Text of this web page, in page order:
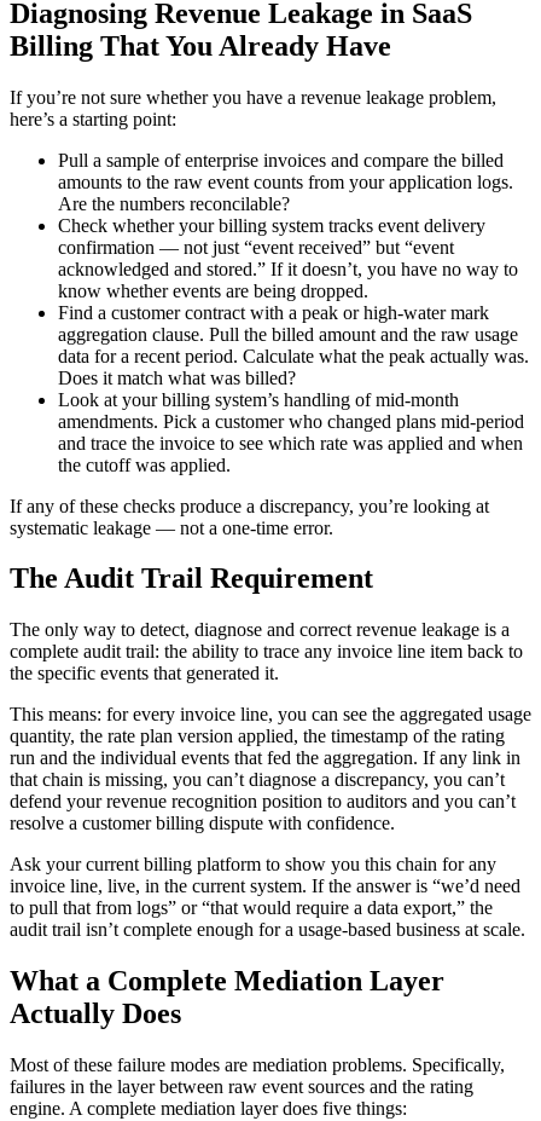
Diagnosing Revenue Leakage in SaaS
Billing ThatYou Already Have
If you’re not sure whether you have a revenue leakage problem,
here’s a starting point:
Pull a sample of enterprise invoices and compare the billed
amounts to the raw event counts from your application logs.
Are the numbers reconcilable?
Check whether your billing system tracks event delivery
confirmation — not just “event received” but “event
acknowledged and stored.” If it doesn’t, you have no way to
know whether events are being dropped.
Find a customer contract with a peak or high-water mark
aggregation clause. Pull the billed amount and the raw usage
data for a recent period. Calculate what the peak actually was.
Does it match what was billed?
Look at your billing system’s handling of mid-month
amendments. Pick a customer who changed plans mid-period
and trace the invoice to see which rate was applied and when
the cutoff was applied.
If any of these checks produce a discrepancy, you’re looking at
systematic leakage — not a one-time error.
The Audit Trail Requirement
The only way to detect, diagnose and correct revenue leakage is a
complete audit trail: the ability to trace any invoice line item back to
the specific events that generated it.
This means: for every invoice line, you can see the aggregated usage
quantity, the rate plan version applied, the timestamp of the rating
run and the individual events that fed the aggregation. If any link in
that chain is missing, you can’t diagnose a discrepancy, you can’t
defend your revenue recognition position to auditors and you can’t
resolve a customer billing dispute with confidence.
Ask your current billing platform to show you this chain for any
invoice line, live, in the current system. If the answer is “we’d need
to pull that from logs” or “that would require a data export,” the
audit trail isn’t complete enough for a usage-based business at scale.
What a Complete Mediation Layer
Actually Does
Most of these failure modes are mediation problems. Specifically,
failures in the layer between raw event sources and the rating
engine. A complete mediation layer does five things: